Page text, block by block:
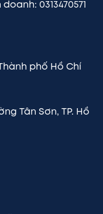
0313470571
phố Hồ Chí
Tân Sơn, TP. Hồ